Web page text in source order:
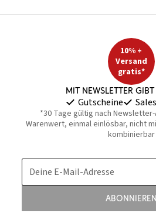
10% +
Versand
gratis*
Mit Newsletter gibt
Gutscheine Sales
*30 Tage gültig nach
Warenwert, einmal einlösbar, nicht
kombinierbar
Deine E-Mail-Adresse
Abonnieren